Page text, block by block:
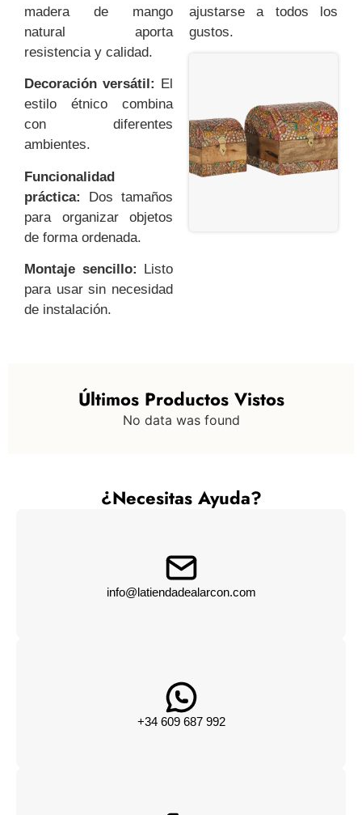
madera de mango
natural aporta
resistencia y calidad.
Decoración versátil:
El
estilo étnico combina
con diferentes
ambientes.
Funcionalidad
práctica:
Dos tamaños
para organizar objetos
de forma ordenada.
Montaje sencillo: Listo
para usar sin necesidad
de instalación.
ajustarse a todos los
gustos.
Últimos Productos Vistos
No data was found
¿Necesitas Ayuda?
info@latiendadealarcon.com
+34 609 687 992